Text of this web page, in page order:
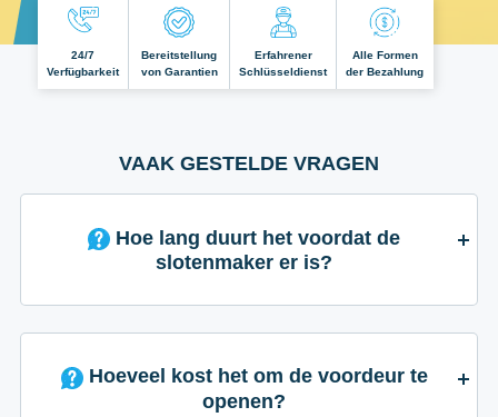
24/7
Verfügbarkeit
Bereitstellung
von Garantien
Erfahrener
Schlüsseldienst
Alle Formen
der Bezahlung
VAAK GESTELDE VRAGEN
slotenmaker er is?
Hoeveel kost het om de voordeur te
openen?